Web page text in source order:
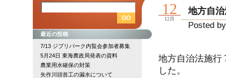
地方自
Posted
地方自治法施行
した。
12
12月
最近の投稿
7/13 ジブリパーク内覧会参加者募集
5月24日 東海農政局発表の資料
農業用水確保の対策
矢作川頭首工の漏水について